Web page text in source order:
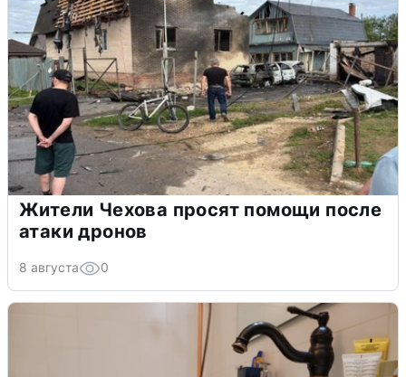
Жители Чехова просят помощи после
атаки дронов
8 августа 0